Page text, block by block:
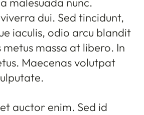
dui. Sed tincidunt,
iaculis, odio arcu blandit
massa at libero. In
Maecenas volutpat
auctor enim. Sed id